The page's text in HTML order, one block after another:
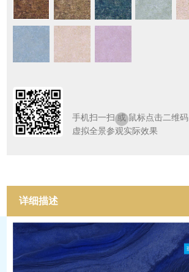
手机扫一扫 或 鼠标点击二维码
虚拟全景参观实际效果
详细描述